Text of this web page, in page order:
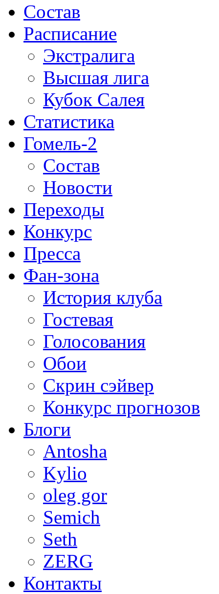
Состав
Расписание
Экстралига
Высшая лига
Кубок Салея
Статистика
Гомель-2
Состав
Новости
Переходы
Конкурс
Пресса
Фан-зона
История клуба
Гостевая
Голосования
Обои
Скрин сэйвер
Конкурс прогнозов
Блоги
Antosha
Kylio
oleg gor
Semich
Seth
ZERG
Контакты